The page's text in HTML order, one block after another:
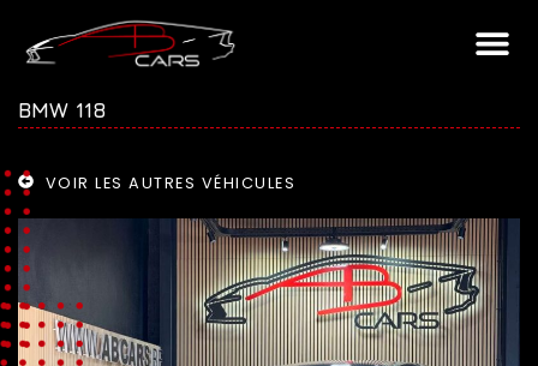
BMW 118
VOIR LES AUTRES VÉHICULES